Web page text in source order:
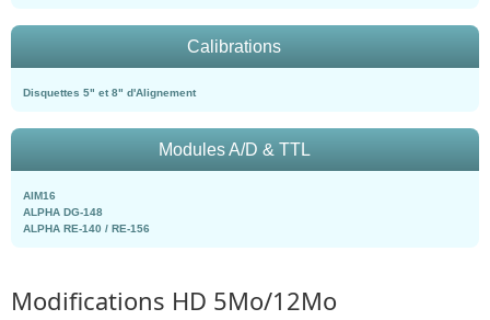
Calibrations
Disquettes 5" et 8" d'Alignement
Modules A/D & TTL
AIM16
ALPHA DG-148
ALPHA RE-140 / RE-156
Modifications HD 5Mo/12Mo